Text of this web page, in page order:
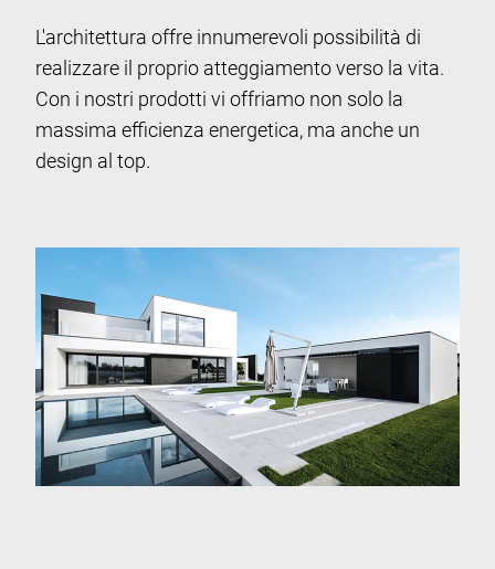
L'architettura offre innumerevoli possibilità di
realizzare il proprio atteggiamento verso la vita.
Con i nostri prodotti vi offriamo non solo la
massima efficienza energetica, ma anche un
design al top.